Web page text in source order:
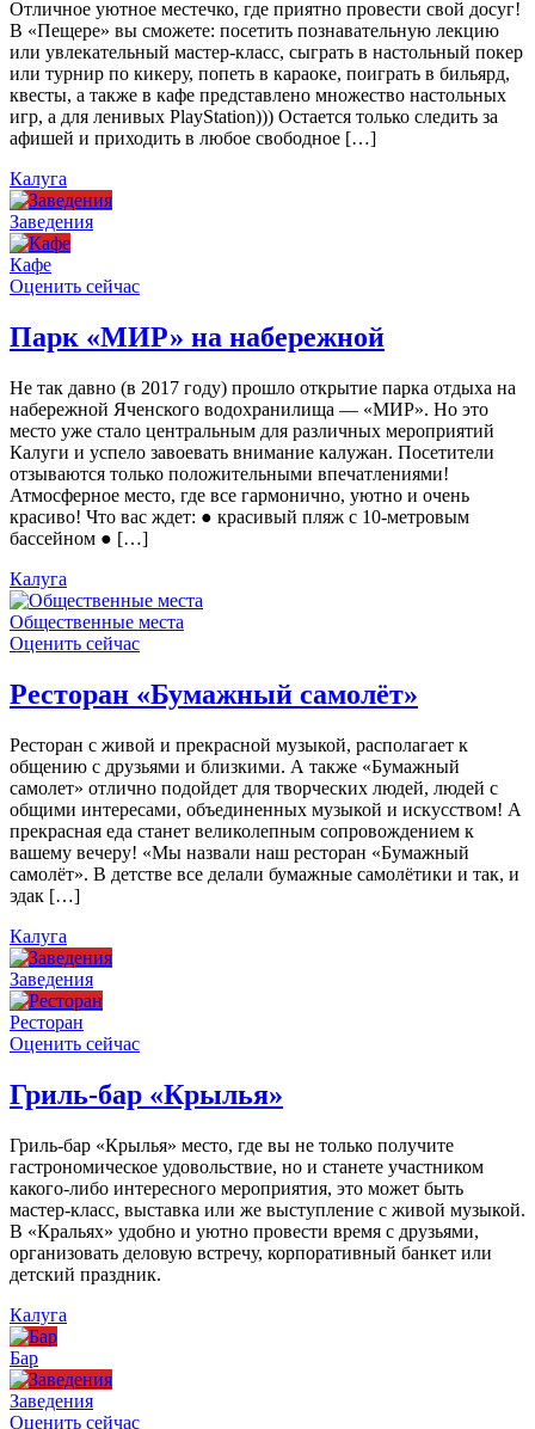
Отличное уютное местечко, где приятно провести свой досуг!
В «Пещере» вы сможете: посетить познавательную лекцию
или увлекательный мастер-класс, сыграть в настольный покер
или турнир по кикеру, попеть в караоке, поиграть в бильярд,
квесты, а также в кафе представлено множество настольных
игр, а для ленивых PlayStation))) Остается только следить за
афишей и приходить в любое свободное […]
Калуга
Заведения
Кафе
Оценить сейчас
Парк «МИР» на набережной
Не так давно (в 2017 году) прошло открытие парка отдыха на
набережной Яченского водохранилища — «МИР». Но это
место уже стало центральным для различных мероприятий
Калуги и успело завоевать внимание калужан. Посетители
отзываются только положительными впечатлениями!
Атмосферное место, где все гармонично, уютно и очень
красиво! Что вас ждет: ● красивый пляж с 10-метровым
бассейном ● […]
Калуга
Общественные места
Оценить сейчас
Ресторан «Бумажный самолёт»
Ресторан с живой и прекрасной музыкой, располагает к
общению с друзьями и близкими. А также «Бумажный
самолет» отлично подойдет для творческих людей, людей с
общими интересами, объединенных музыкой и искусством! А
прекрасная еда станет великолепным сопровождением к
вашему вечеру! «Мы назвали наш ресторан «Бумажный
самолёт». В детстве все делали бумажные самолётики и так, и
эдак […]
Калуга
Заведения
Ресторан
Оценить сейчас
Гриль-бар «Крылья»
Гриль-бар «Крылья» место, где вы не только получите
гастрономическое удовольствие, но и станете участником
какого-либо интересного мероприятия, это может быть
мастер-класс, выставка или же выступление с живой музыкой.
В «Кральях» удобно и уютно провести время с друзьями,
организовать деловую встречу, корпоративный банкет или
детский праздник.
Калуга
Бар
Заведения
Оценить сейчас